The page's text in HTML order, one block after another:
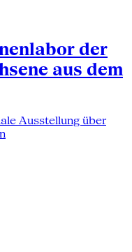
der
aus dem
Ausstellung über